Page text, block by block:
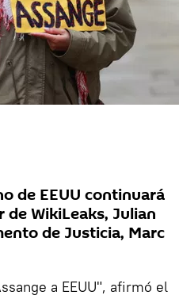
de EEUU continuará
WikiLeaks, Julian
de Justicia, Marc
a EEUU", afirmó el